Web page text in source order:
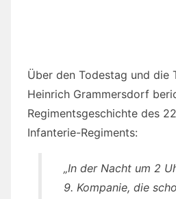
Über den Todestag und die
Heinrich Grammersdorf
Regimentsgeschichte des
Infanterie-Regiments:
„In der Nacht um 2
9. Kompanie, die